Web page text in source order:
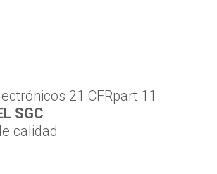
21 CFRpart 11
SGC
calidad